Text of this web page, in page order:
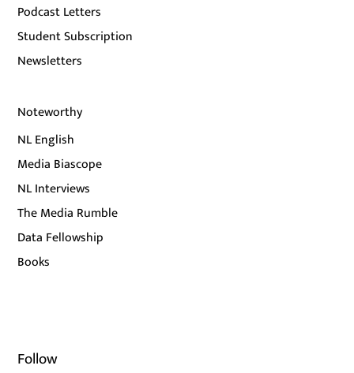
Podcast Letters
Student Subscription
Newsletters
Noteworthy
NL English
Media Biascope
NL Interviews
The Media Rumble
Data Fellowship
Books
Follow